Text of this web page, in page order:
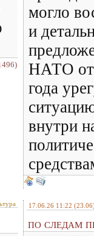
могло
и
НАТО от
года
внутри
17.06.26 11:22
ПО СЛЕДАМ